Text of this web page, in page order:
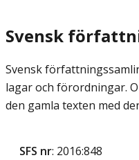
Svensk
Svensk
lagar och förordningar.
den gamla texten med
SFS nr: 2016:848